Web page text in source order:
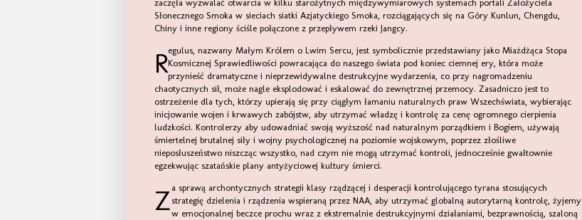
zaczęła wyzwalać otwarcia w kilku starożytnych międzywymiarowych systemach portali Założyciela
Słonecznego Smoka w sieciach siatki Azjatyckiego Smoka, rozciągających się na Góry Kunlun, Chengdu,
Chiny i inne regiony ściśle połączone z przepływem rzeki Jangcy.
Regulus, nazwany Małym Królem o Lwim Sercu, jest symbolicznie przedstawiany jako Miażdżąca StopaKosmicznej Sprawiedliwości powracająca do naszego świata pod koniec ciemnej ery, która może
przynieść dramatyczne i nieprzewidywalne destrukcyjne wydarzenia, co przy nagromadzeniu
chaotycznych sił, może nagle eksplodować i eskalować do zewnętrznej przemocy. Zasadniczo jest to
ostrzeżenie dla tych, którzy upierają się przy ciągłym łamaniu naturalnych praw Wszechświata, wybierając
inicjowanie wojen i krwawych zabójstw, aby utrzymać władzę i kontrolę za cenę ogromnego cierpienia
ludzkości. Kontrolerzy aby udowadniać swoją wyższość nad naturalnym porządkiem i Bogiem, używają
śmiertelnej brutalnej siły i wojny psychologicznej na poziomie wojskowym, poprzez złośliwe
nieposłuszeństwo niszcząc wszystko, nad czym nie mogą utrzymać kontroli, jednocześnie gwałtownie
egzekwując szatańskie plany antyżyciowej kultury śmierci.
Za sprawą archontycznych strategii klasy rządzącej i desperacji kontrolującego tyrana stosujących strategię dzielenia i rządzenia wspieraną przez NAA, aby utrzymać globalną autorytarną kontrolę, żyjemy
w emocjonalnej beczce prochu wraz z ekstremalnie destrukcyjnymi działaniami, bezprawnością, szaloną